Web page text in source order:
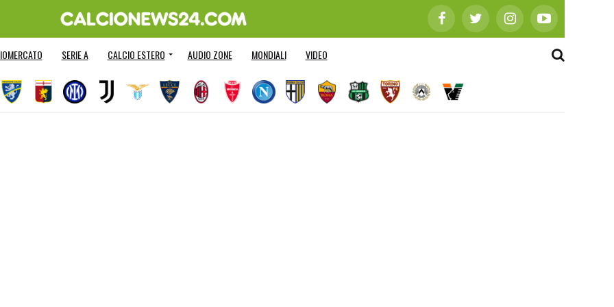
SERIE A CALCIO ESTERO AUDIO ZONE MONDIALI VIDEO